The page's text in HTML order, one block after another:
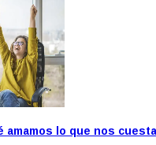
amamos lo que nos